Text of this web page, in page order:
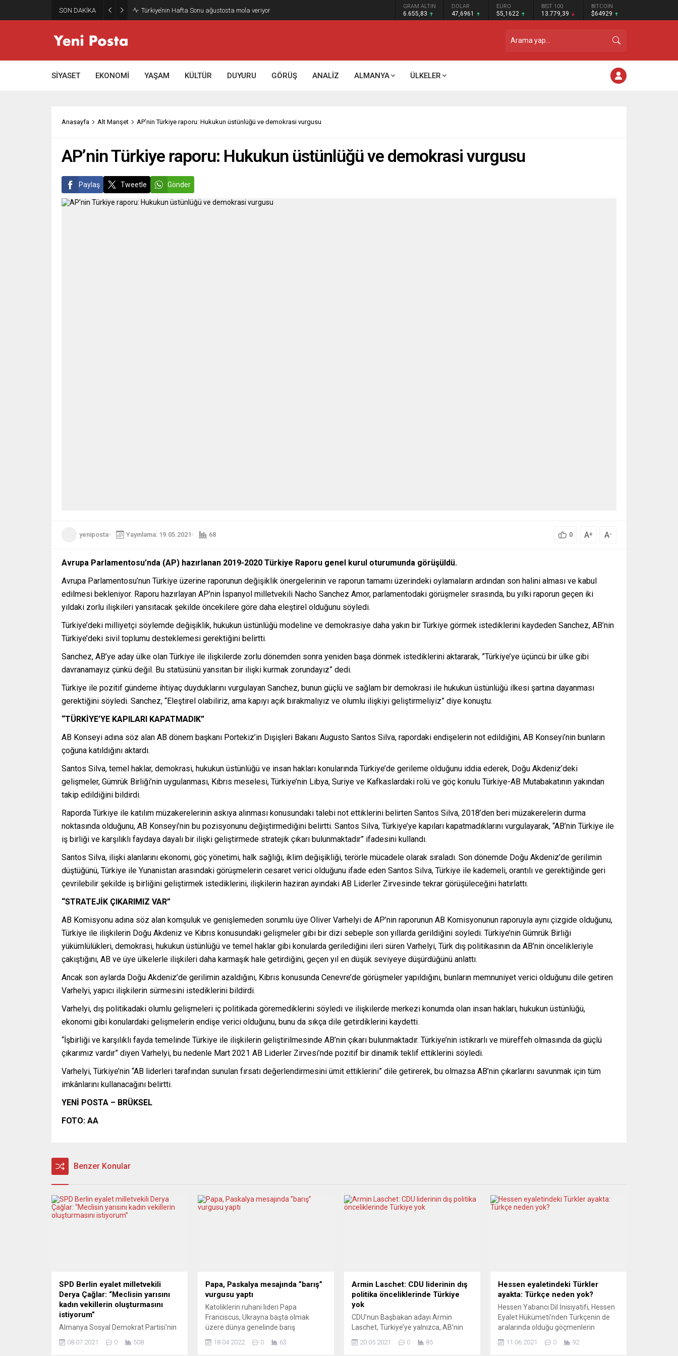
SON DAKİKA GRAM ALTIN
6.655,83
DOLAR
47,6961
EURO
55,1622
BIST 100
13.779,39
BITCOIN
$64929
SİYASET EKONOMİ YAŞAM KÜLTÜR DUYURU GÖRÜŞ ANALİZ ALMANYA ÜLKELER
Anasayfa Alt Manşet AP’nin Türkiye raporu: Hukukun üstünlüğü ve demokrasi vurgusu
AP’nin Türkiye raporu: Hukukun üstünlüğü ve demokrasi vurgusu
Paylaş Tweetle Gönder
yeniposta Yayınlama: 19.05.2021 68 0 A+ A-
Avrupa Parlamentosu’nda (AP) hazırlanan 2019-2020 Türkiye Raporu genel kurul oturumunda görüşüldü.
Avrupa Parlamentosu’nun Türkiye üzerine raporunun değişiklik önergelerinin ve raporun tamamı üzerindeki oylamaların ardından son halini alması ve kabul
edilmesi bekleniyor. Raporu hazırlayan AP’nin İspanyol milletvekili Nacho Sanchez Amor, parlamentodaki görüşmeler sırasında, bu yılki raporun geçen iki
yıldaki zorlu ilişkileri yansıtacak şekilde öncekilere göre daha eleştirel olduğunu söyledi.
Türkiye’deki milliyetçi söylemde değişiklik, hukukun üstünlüğü modeline ve demokrasiye daha yakın bir Türkiye görmek istediklerini kaydeden Sanchez, AB’nin
Türkiye’deki sivil toplumu desteklemesi gerektiğini belirtti.
Sanchez, AB’ye aday ülke olan Türkiye ile ilişkilerde zorlu dönemden sonra yeniden başa dönmek istediklerini aktararak, ”Türkiye’ye üçüncü bir ülke gibi
davranamayız çünkü değil. Bu statüsünü yansıtan bir ilişki kurmak zorundayız” dedi.
Türkiye ile pozitif gündeme ihtiyaç duyduklarını vurgulayan Sanchez, bunun güçlü ve sağlam bir demokrasi ile hukukun üstünlüğü ilkesi şartına dayanması
gerektiğini söyledi. Sanchez, “Eleştirel olabiliriz, ama kapıyı açık bırakmalıyız ve olumlu ilişkiyi geliştirmeliyiz” diye konuştu.
“TÜRKİYE’YE KAPILARI KAPATMADIK”
AB Konseyi adına söz alan AB dönem başkanı Portekiz’in Dışişleri Bakanı Augusto Santos Silva, rapordaki endişelerin not edildiğini, AB Konseyi’nin bunların
çoğuna katıldığını aktardı.
Santos Silva, temel haklar, demokrasi, hukukun üstünlüğü ve insan hakları konularında Türkiye’de gerileme olduğunu iddia ederek, Doğu Akdeniz’deki
gelişmeler, Gümrük Birliği’nin uygulanması, Kıbrıs meselesi, Türkiye’nin Libya, Suriye ve Kafkaslardaki rolü ve göç konulu Türkiye-AB Mutabakatının yakından
takip edildiğini bildirdi.
Raporda Türkiye ile katılım müzakerelerinin askıya alınması konusundaki talebi not ettiklerini belirten Santos Silva, 2018’den beri müzakerelerin durma
noktasında olduğunu, AB Konseyi’nin bu pozisyonunu değiştirmediğini belirtti. Santos Silva, Türkiye’ye kapıları kapatmadıklarını vurgulayarak, “AB’nin Türkiye ile
iş birliği ve karşılıklı faydaya dayalı bir ilişki geliştirmede stratejik çıkarı bulunmaktadır” ifadesini kullandı.
Santos Silva, ilişki alanlarını ekonomi, göç yönetimi, halk sağlığı, iklim değişikliği, terörle mücadele olarak sıraladı. Son dönemde Doğu Akdeniz’de gerilimin
düştüğünü, Türkiye ile Yunanistan arasındaki görüşmelerin cesaret verici olduğunu ifade eden Santos Silva, Türkiye ile kademeli, orantılı ve gerektiğinde geri
çevrilebilir şekilde iş birliğini geliştirmek istediklerini, ilişkilerin haziran ayındaki AB Liderler Zirvesinde tekrar görüşüleceğini hatırlattı.
“STRATEJİK ÇIKARIMIZ VAR”
AB Komisyonu adına söz alan komşuluk ve genişlemeden sorumlu üye Oliver Varhelyi de AP’nin raporunun AB Komisyonunun raporuyla aynı çizgide olduğunu,
Türkiye ile ilişkilerin Doğu Akdeniz ve Kıbrıs konusundaki gelişmeler gibi bir dizi sebeple son yıllarda gerildiğini söyledi. Türkiye’nin Gümrük Birliği
yükümlülükleri, demokrasi, hukukun üstünlüğü ve temel haklar gibi konularda gerilediğini ileri süren Varhelyi, Türk dış politikasının da AB’nin öncelikleriyle
çakıştığını, AB ve üye ülkelerle ilişkileri daha karmaşık hale getirdiğini, geçen yıl en düşük seviyeye düşürdüğünü anlattı.
Ancak son aylarda Doğu Akdeniz’de gerilimin azaldığını, Kıbrıs konusunda Cenevre’de görüşmeler yapıldığını, bunların memnuniyet verici olduğunu dile getiren
Varhelyi, yapıcı ilişkilerin sürmesini istediklerini bildirdi.
Varhelyi, dış politikadaki olumlu gelişmeleri iç politikada göremediklerini söyledi ve ilişkilerde merkezi konumda olan insan hakları, hukukun üstünlüğü,
ekonomi gibi konulardaki gelişmelerin endişe verici olduğunu, bunu da sıkça dile getirdiklerini kaydetti.
“İşbirliği ve karşılıklı fayda temelinde Türkiye ile ilişkilerin geliştirilmesinde AB’nin çıkarı bulunmaktadır. Türkiye’nin istikrarlı ve müreffeh olmasında da güçlü
çıkarımız vardır” diyen Varhelyi, bu nedenle Mart 2021 AB Liderler Zirvesi’nde pozitif bir dinamik teklif ettiklerini söyledi.
Varhelyi, Türkiye’nin “AB liderleri tarafından sunulan fırsatı değerlendirmesini ümit ettiklerini” dile getirerek, bu olmazsa AB’nin çıkarlarını savunmak için tüm
imkânlarını kullanacağını belirtti.
YENİ POSTA – BRÜKSEL
FOTO: AA
Benzer Konular
SPD Berlin eyalet milletvekili
Derya Çağlar: “Meclisin yarısını
kadın vekillerin oluşturmasını
istiyorum”
Almanya Sosyal Demokrat Partisi’nin
milletvekil Derya Çağlar, 26 Eylül’deki
08.07.2021 0 508
Papa, Paskalya mesajında ”barış”
vurgusu yaptı
Katoliklerin ruhani lideri Papa
Franciscus, Ukrayna başta olmak
üzere dünya genelinde barış
barış yakarışlarını duymaya davet etti.
18.04.2022 0 63
Armin Laschet: CDU liderinin dış
politika önceliklerinde Türkiye
yok
CDU’nun Başbakan adayı Armin
Laschet, Türkiye’ye yalnızca, AB’nin
Türkiye’yi Suriye ve Lübnan ile birlikte
20.05.2021 0 85
Hessen eyaletindeki Türkler
ayakta: Türkçe neden yok?
Hessen Yabancı Dil İnisiyatifi, Hessen
Eyalet Hükümeti’nden Türkçenin de
aralarında olduğu göçmenlerin
seçmeli, yabancı dil olarak
11.06.2021 0 92